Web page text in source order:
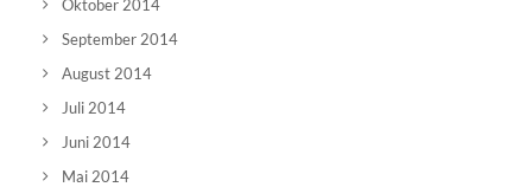
Oktober 2014
September 2014
August 2014
Juli 2014
Juni 2014
Mai 2014